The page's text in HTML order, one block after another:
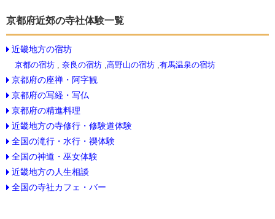
京都府近郊の寺社体験一覧
近畿地方の宿坊
京都の宿坊 , 奈良の宿坊 ,高野山の宿坊 ,有馬温泉の宿坊
京都府の座禅・阿字観
京都府の写経・写仏
京都府の精進料理
近畿地方の寺修行・修験道体験
全国の滝行・水行・禊体験
全国の神道・巫女体験
近畿地方の人生相談
全国の寺社カフェ・バー